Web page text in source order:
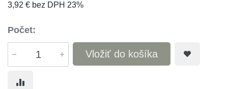
3,92 € bez DPH 23%
Počet:
Vložiť do košíka